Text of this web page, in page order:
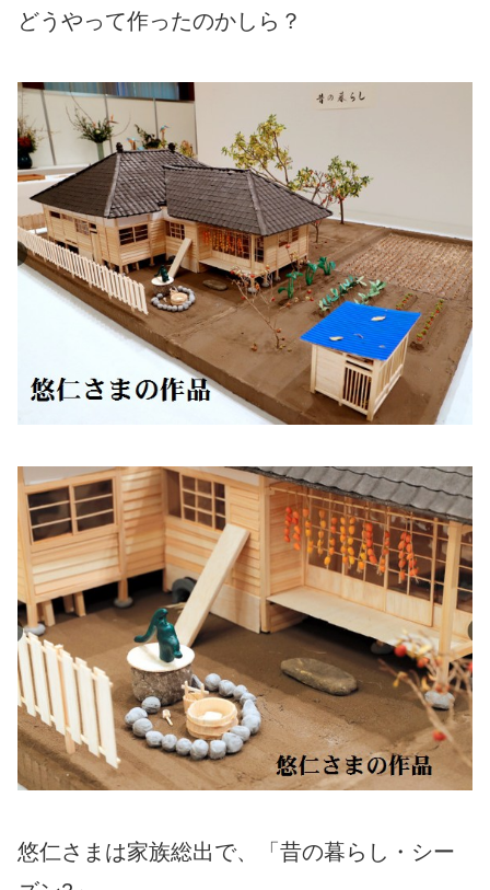
どうやって作ったのかしら？
悠仁さまは家族総出で、「昔の暮らし・シー